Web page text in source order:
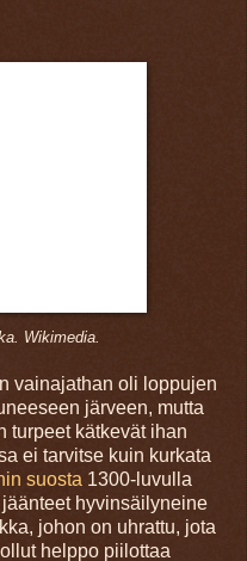
Wikimedia.
vainajathan oli loppujen
järveen, mutta
turpeet kätkevät ihan
ei tarvitse kuin kurkata
suosta 1300-luvulla
hyvinsäilyneine
johon on uhrattu, jota
helppo piilottaa